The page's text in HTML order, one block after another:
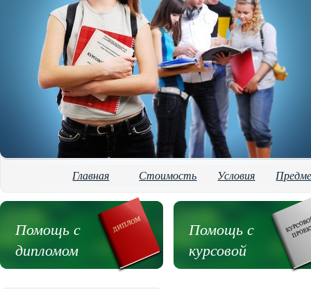
Главная Стоимость Условия
Помощь с
дипломом
Помощь с
курсовой